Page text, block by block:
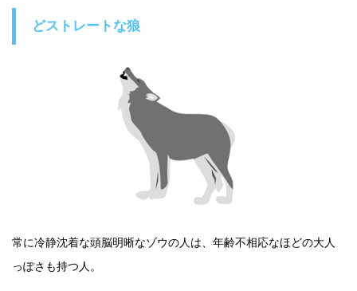
どストレートな狼
常に冷静沈着な頭脳明晰なゾウの人は、年齢不相応なほどの大人
っぽさも持つ人。